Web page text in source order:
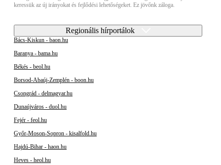
keressük az új irányokat és fejlődési lehetőségeket. Ez jövőnk záloga.
Regionális hírportálok
Bács-Kiskun - baon.hu
Baranya - bama.hu
Békés - beol.hu
Borsod-Abaúj-Zemplén - boon.hu
Csongrád - delmagyar.hu
Dunaújváros - duol.hu
Fejér - feol.hu
Győr-Moson-Sopron - kisalfold.hu
Hajdú-Bihar - haon.hu
Heves - heol.hu